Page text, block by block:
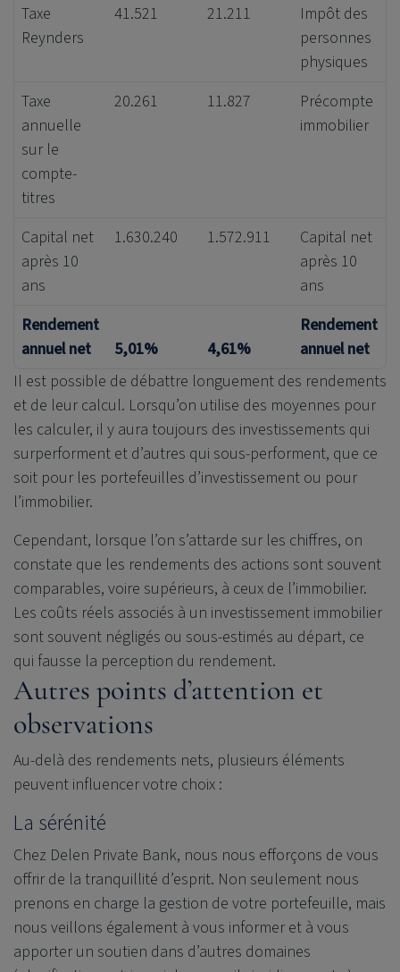
Taxe
Reynders
41.521 21.211
Impôt des
personnes
physiques
Taxe
annuelle
sur le
compte-
titres
20.261 11.827
Précompte
immobilier
Capital net
après 10
ans
1.630.240 1.572.911
Capital net
après 10
ans
Rendement
annuel net
5,01% 4,61%
Rendement
annuel net
Il est possible de débattre longuement des rendements
et de leur calcul. Lorsqu’on utilise des moyennes pour
les calculer, il y aura toujours des investissements qui
surperforment et d’autres qui sous-performent, que ce
soit pour les portefeuilles d’investissement ou pour
l’immobilier.
Cependant, lorsque l’on s’attarde sur les chiffres, on
constate que les rendements des actions sont souvent
comparables, voire supérieurs, à ceux de l’immobilier.
Les coûts réels associés à un investissement immobilier
sont souvent négligés ou sous-estimés au départ, ce
qui fausse la perception du rendement.
Autres points d’attention et
observations
Au-delà des rendements nets, plusieurs éléments
peuvent influencer votre choix :
La sérénité
Chez Delen Private Bank, nous nous efforçons de vous
offrir de la tranquillité d’esprit. Non seulement nous
prenons en charge la gestion de votre portefeuille, mais
nous veillons également à vous informer et à vous
apporter un soutien dans d’autres domaines